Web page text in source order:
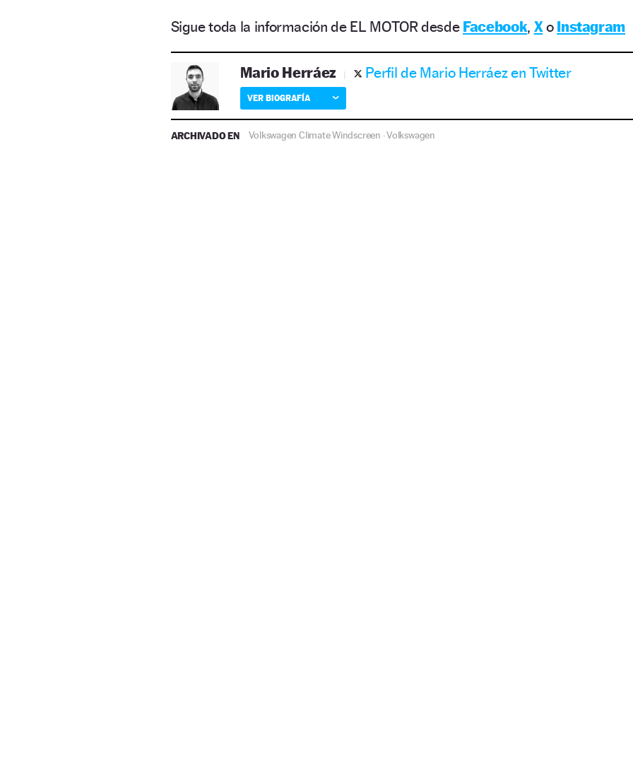
Sigue toda la información de EL MOTOR desde Facebook, Xo Instagram
Mario Herráez Perfil de Mario Herráez en Twitter
VER BIOGRAFÍA
ARCHIVADO EN Volkswagen Climate Windscreen ·Volkswagen